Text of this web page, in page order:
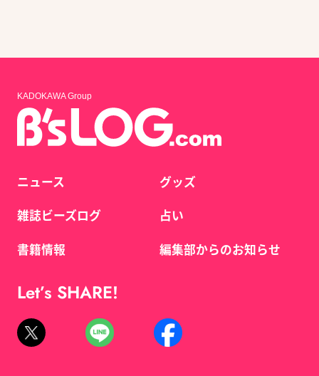
KADOKAWA Group
ニュース
雑誌ビーズログ
書籍情報
グッズ
占い
編集部からのお知らせ
Let’s SHARE!